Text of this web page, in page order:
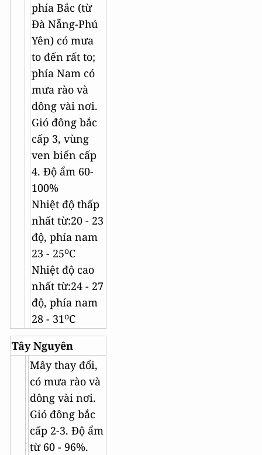
phía Bắc (từ
Đà Nẵng-Phú
Yên) có mưa
to đến rất to;
phía Nam có
mưa rào và
dông vài nơi.
Gió đông bắc
cấp 3, vùng
ven biển cấp
4. Độ ẩm 60-
100%
Nhiệt độ thấp
nhất từ:20 - 23
độ, phía nam
23 - 25oC
Nhiệt độ cao
nhất từ:24 - 27
độ, phía nam
28 - 31oC
Tây Nguyên
Mây thay đổi,
có mưa rào và
dông vài nơi.
Gió đông bắc
cấp 2-3. Độ ẩm
từ 60 - 96%.